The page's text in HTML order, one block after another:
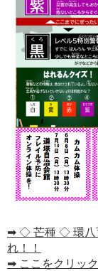
➡ ◇ 芒種 ◇ 環八
れ！！
➡ ここをクリッ